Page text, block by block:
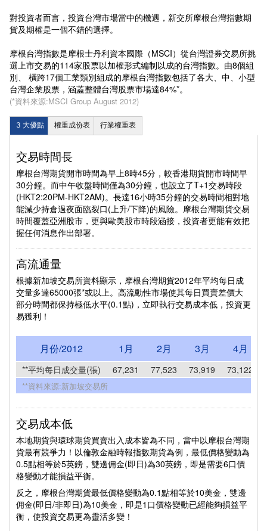
對投資者而言，投資台灣市場當中的機遇，新交所摩根台灣指數期
貨及期權是一個不錯的選擇。
摩根台灣指數是摩根士丹利資本國際（MSCI）從台灣證券交易所挑
選上市交易的114家股票以加權形式編制以成的台灣指數。由8個組
別、 橫跨17個工業類別組成的摩根台灣指數包括了各大、中、小型
台灣企業股票，涵蓋整體台灣股票市場達84%*。
(*資料來源:MSCI Group August 2012)
3 大優點 權重成份表 行業權重表
交易時間長
摩根台灣期貨開市時間為早上8時45分，較香港期貨開市時間早
30分鐘。而中午收盤時間僅為30分鐘，也設立了T+1交易時段
(HKT2:20PM-HKT2AM)。長達16小時35分鐘的交易時間相對地
能減少持倉過夜面臨裂口(上升/下降)的風險。摩根台灣期貨交易
時間覆蓋亞洲股市，更與歐美股市時段涵接，投資者更能有效把
握任何消息作出部署。
高流通量
根據新加坡交易所資料顯示，摩根台灣期貨2012年平均每日成
交量多達65000張*或以上。高流動性市場使其每日買賣差價大
部分時間都保持極低水平(0.1點)，立即執行交易成本低，投資更
易獲利！
月份/2012 1月 2月 3月 4月
**資料來源:新加坡交易所
**平均每日成交量(張) 67,231 77,523 73,919 73,122
交易成本低
本地期貨與環球期貨買賣出入成本皆為不同，當中以摩根台灣期
貨最有競爭力！以倫敦金融時報指數期貨為例，最低價格變動為
0.5點相等於5英鎊，雙邊佣金(即日)為30英鎊，即是需要6口價
格變動才能損益平衡。
反之，摩根台灣期貨最低價格變動為0.1點相等於10美金，雙邊
佣金(即日/非即日)為10美金，即是1口價格變動已經能夠損益平
衡，使投資交易更為靈活多變！